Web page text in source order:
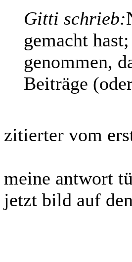
Gitti schrieb:
gemacht
genommen,
Beiträge
zitierter vom
meine antwort
jetzt bild auf